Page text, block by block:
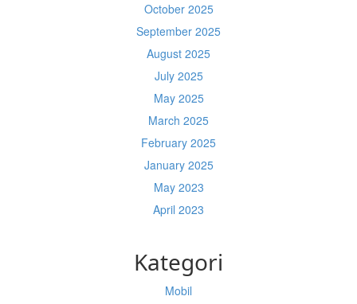
October 2025
September 2025
August 2025
July 2025
May 2025
March 2025
February 2025
January 2025
May 2023
April 2023
Kategori
Mobil